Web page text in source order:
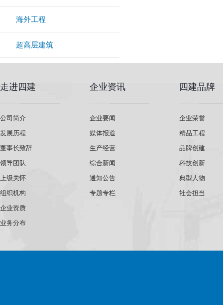
海外工程
超高层建筑
走进四建
公司简介
发展历程
董事长致辞
领导团队
上级关怀
组织机构
企业资质
业务分布
企业资讯
企业要闻
媒体报道
生产经营
综合新闻
通知公告
专题专栏
四建品牌
企业荣誉
精品工程
品牌创建
科技创新
典型人物
社会担当